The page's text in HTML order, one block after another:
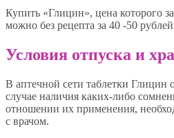
Купить «Глицин», цена которого
можно без рецепта за 40 -50
Условия отпуска и
В аптечной сети таблетки Глицин
случае наличия каких-либо
отношении их применения,
с врачом.